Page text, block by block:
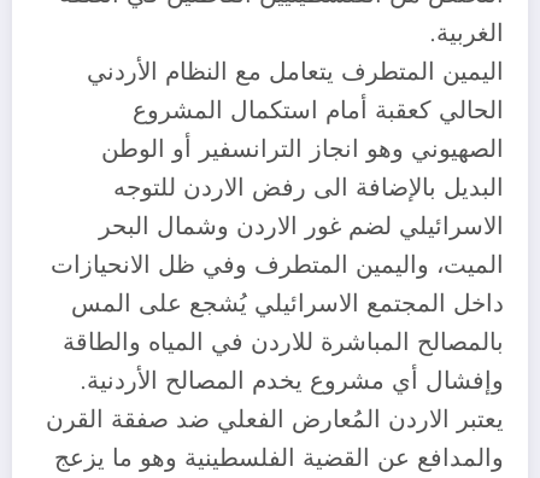
الغربية.
اليمين المتطرف يتعامل مع النظام الأردني
الحالي كعقبة أمام استكمال المشروع
الصهيوني وهو انجاز الترانسفير أو الوطن
البديل بالإضافة الى رفض الاردن للتوجه
الاسرائيلي لضم غور الاردن وشمال البحر
الميت، واليمين المتطرف وفي ظل الانحيازات
داخل المجتمع الاسرائيلي يُشجع على المس
بالمصالح المباشرة للاردن في المياه والطاقة
وإفشال أي مشروع يخدم المصالح الأردنية.
يعتبر الاردن المُعارض الفعلي ضد صفقة القرن
والمدافع عن القضية الفلسطينية وهو ما يزعج